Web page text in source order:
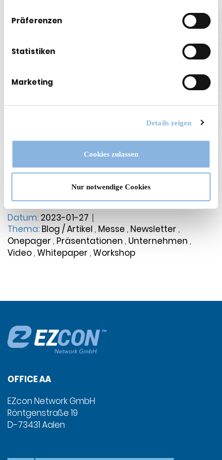
Präferenzen
Statistiken
Marketing
Details zeigen
Cookies zulassen
Nur notwendige Cookies
B75: die diesjährige Aalener
Ausbildungsmesse steht an!
Am Samstag, den 4. Februar sind wir von 09:00 bis
Datum: 2023-01-27
Thema: Blog / Artikel , Messe , Newsletter ,
Onepager , Präsentationen , Unternehmen ,
Video, Whitepaper , Workshop
OFFICE AA
EZcon Network GmbH
Röntgenstraße 19
D-73431 Aalen